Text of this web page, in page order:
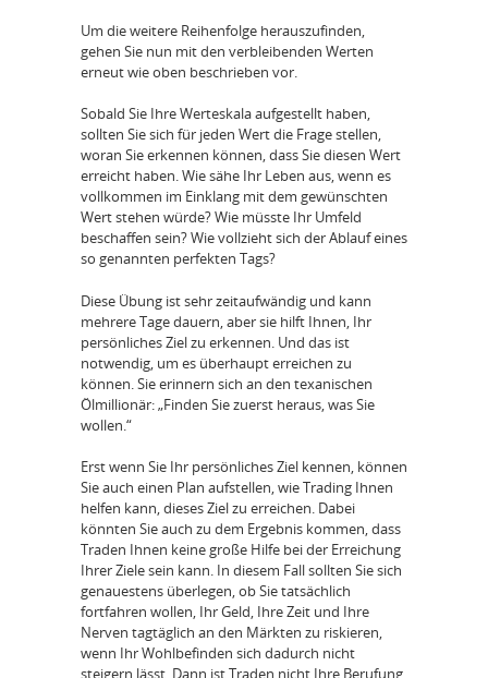
Um die weitere Reihenfolge herauszufinden,
gehen Sie nun mit den verbleibenden Werten
erneut wie oben beschrieben vor.
Sobald Sie Ihre Werteskala aufgestellt haben,
sollten Sie sich für jeden Wert die Frage stellen,
woran Sie erkennen können, dass Sie diesen Wert
erreicht haben. Wie sähe Ihr Leben aus, wenn es
vollkommen im Einklang mit dem gewünschten
Wert stehen würde? Wie müsste Ihr Umfeld
beschaffen sein? Wie vollzieht sich der Ablauf eines
so genannten perfekten Tags?
Diese Übung ist sehr zeitaufwändig und kann
mehrere Tage dauern, aber sie hilft Ihnen, Ihr
persönliches Ziel zu erkennen. Und das ist
notwendig, um es überhaupt erreichen zu
können. Sie erinnern sich an den texanischen
Ölmillionär: „Finden Sie zuerst heraus, was Sie
wollen.“
Erst wenn Sie Ihr persönliches Ziel kennen, können
Sie auch einen Plan aufstellen, wie Trading Ihnen
helfen kann, dieses Ziel zu erreichen. Dabei
könnten Sie auch zu dem Ergebnis kommen, dass
Traden Ihnen keine große Hilfe bei der Erreichung
Ihrer Ziele sein kann. In diesem Fall sollten Sie sich
genauestens überlegen, ob Sie tatsächlich
fortfahren wollen, Ihr Geld, Ihre Zeit und Ihre
Nerven tagtäglich an den Märkten zu riskieren,
wenn Ihr Wohlbefinden sich dadurch nicht
steigern lässt. Dann ist Traden nicht Ihre Berufung.